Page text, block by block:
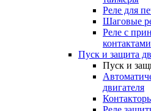
Реле для
Шаговые
Реле с
контактами
Пуск и защита
Пуск и
двигателя